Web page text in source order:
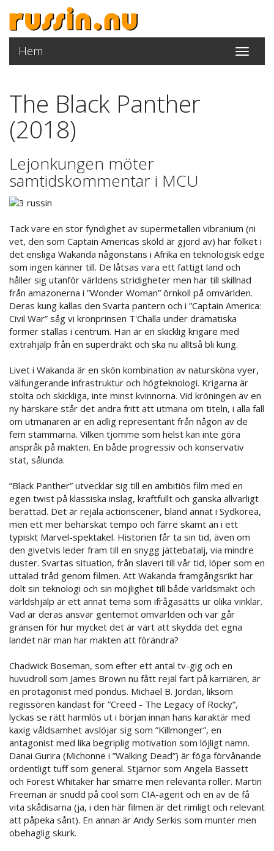
Toggle
Hem
The Black Panther
(2018)
Lejonkungen möter
samtidskommentar i MCU
Tack vare en stor fyndighet av supermetallen vibranium (ni
vet, den som Captain Americas sköld är gjord av) har folket i
det ensliga Wakanda någonstans i Afrika en teknologisk edge
som ingen känner till. De låtsas vara ett fattigt land och
håller sig utanför världens stridigheter men har till skillnad
från amazonerna i ”Wonder Woman” örnkoll på omvärlden.
Deras kung kallas den Svarta pantern och i ”Captain America:
Civil War” såg vi kronprinsen T'Challa under dramatiska
former ställas i centrum. Han är en skicklig krigare med
extrahjälp från en superdräkt och ska nu alltså bli kung.
Livet i Wakanda är en skön kombination av natursköna vyer,
välfungerande infrastruktur och högteknologi. Krigarna är
stolta och skickliga, inte minst kvinnorna. Vid kröningen av en
ny härskare står det andra fritt att utmana om titeln, i alla fall
om utmanaren är en adlig representant från någon av de
fem stammarna. Vilken tjomme som helst kan inte göra
anspråk på makten. En både progressiv och konservativ
stat, sålunda.
”Black Panther” utvecklar sig till en ambitiös film med en
egen twist på klassiska inslag, kraftfullt och ganska allvarligt
berättad. Det är rejäla actionscener, bland annat i Sydkorea,
men ett mer behärskat tempo och färre skämt än i ett
typiskt Marvel-spektakel. Historien får ta sin tid, även om
den givetvis leder fram till en snygg jättebatalj, via mindre
duster. Svartas situation, från slaveri till vår tid, löper som en
uttalad tråd genom filmen. Att Wakanda framgångsrikt har
dolt sin teknologi och sin möjlighet till både världsmakt och
världshjälp är ett annat tema som ifrågasätts ur olika vinklar.
Vad är deras ansvar gentemot omvärlden och var går
gränsen för hur mycket det är värt att skydda det egna
landet när man har makten att förändra?
Chadwick Boseman, som efter ett antal tv-gig och en
huvudroll som James Brown nu fått rejäl fart på karriären, är
en protagonist med pondus. Michael B. Jordan, liksom
regissören kändast för ”Creed - The Legacy of Rocky”,
lyckas se rätt harmlös ut i början innan hans karaktär med
kaxig våldsamhet avslöjar sig som ”Killmonger”, en
antagonist med lika begriplig motivation som löjligt namn.
Danai Gurira (Michonne i ”Walking Dead”) är föga förvånande
ordentligt tuff som general. Stjärnor som Angela Bassett
och Forest Whitaker har smärre men relevanta roller. Martin
Freeman är snudd på cool som CIA-agent och en av de få
vita skådisarna (ja, i den här filmen är det rimligt och relevant
att påpeka sånt). En annan är Andy Serkis som munter men
obehaglig skurk.